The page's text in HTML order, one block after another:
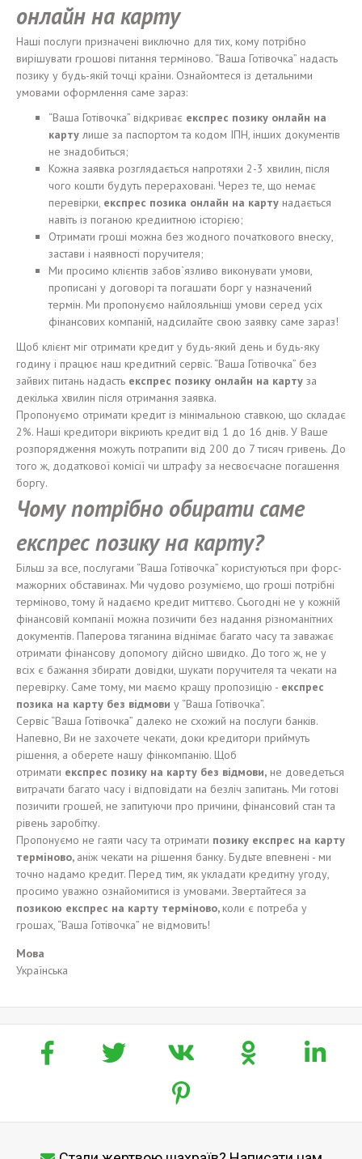
онлайн на карту
Наші послуги призначені виключно для тих, кому потрібно
вирішувати грошові питання терміново. “Ваша Готівочка” надасть
позику у будь-якій точці країни. Ознайомтеся із детальними
умовами оформлення саме зараз:
“Ваша Готівочка” відкриває експрес позику онлайн на
карту лише за паспортом та кодом ІПН, інших документів
не знадобиться;
Кожна заявка розглядається напротяхи 2-3 хвилин, після
чого кошти будуть перераховані. Через те, що немає
перевірки, експрес позика онлайн на карту надається
навіть із поганою кредиитною історією;
Отримати гроші можна без жодного початкового внеску,
застави і наявності поручителя;
Ми просимо клієнтів забов`язливо виконувати умови,
прописані у договорі та погашати борг у назначений
термін. Ми пропонуємо найлояльніщі умови серед усіх
фінансових компаній, надсилайте свою заявку саме зараз!
Щоб клієнт міг отримати кредит у будь-який день и будь-яку
годину і працює наш кредитний сервіс. “Ваша Готівочка” без
зайвих питань надасть експрес позику онлайн на карту за
декілька хвилин після отримання заявка.
Пропонуємо отримати кредит із мінімальною ставкою, що складає
2%. Наші кредитори вікриють кредит від 1 до 16 днів. У Ваше
розпорядження можуть потрапити від 200 до 7 тисяч гривень. До
того ж, додаткової комісії чи штрафу за несвоєчасне погашення
боргу.
Чому потрібно обирати саме
експрес позику на карту?
Більш за все, послугами “Ваша Готівочка” користуються при форс-
мажорних обставинах. Ми чудово розуміємо, що гроші потрібні
терміново, тому й надаємо кредит миттєво. Сьогодні не у кожній
фінансовій компанії можна позичити без надання різноманітних
документів. Паперова тяганина віднімає багато часу та заважає
отримати фінансову допомогу дійсно швидко. До того ж, не у
всіх є бажання збирати довідки, шукати поручителя та чекати на
перевірку. Саме тому, ми маємо кращу пропозицію - експрес
позика на карту без відмови у “Ваша Готівочка”.
Сервіс “Ваша Готівочка” далеко не схожий на послуги банків.
Напевно, Ви не захочете чекати, доки кредитори приймуть
рішення, а оберете нашу фінкомпанію. Щоб
отримати експрес позику на карту без відмови, не доведеться
витрачати багато часу і відповідати на безліч запитань. Ми готові
позичити грошей, не запитуючи про причини, фінансовий стан та
рівень заробітку.
Пропонуємо не гаяти часу та отримати позику експрес на карту
терміново, аніж чекати на рішення банку. Будьте впевнені - ми
точно надамо кредит. Перед тим, як укладати кредитну угоду,
просимо уважно ознайомитися із умовами. Звертайтеся за
позикою експрес на карту терміново, коли є потреба у
грошах, “Ваша Готівочка” не відмовить!
Мова
Українська